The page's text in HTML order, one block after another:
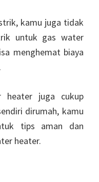
kamu juga tidak
untuk gas water
menghemat biaya
heater juga cukup
dirumah, kamu
tips aman dan
heater.